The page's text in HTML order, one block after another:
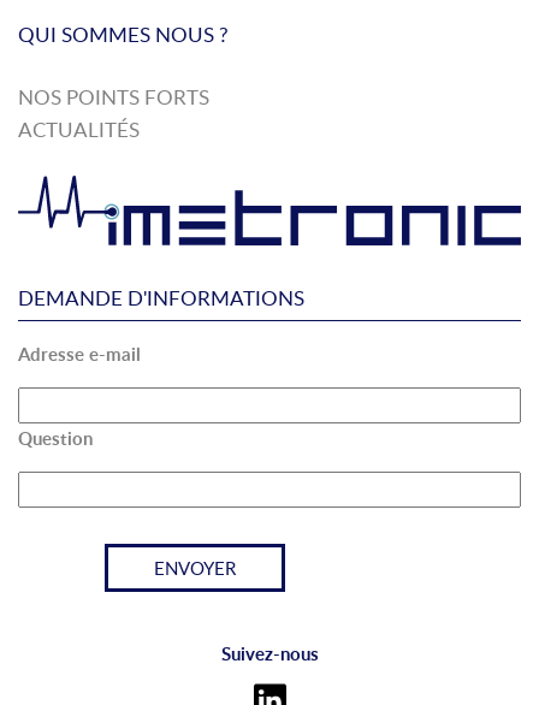
QUI SOMMES NOUS ?
NOS POINTS FORTS
ACTUALITÉS
DEMANDE D'INFORMATIONS
Adresse e-mail
Question
Suivez-nous